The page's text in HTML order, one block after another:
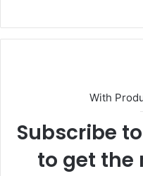
With
Subscribe
to get the